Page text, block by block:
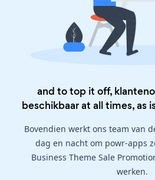
and to top it off,
beschikbaar at all times, as
Bovendien werkt ons team van
dag en nacht om powr-apps
Business Theme Sale
werken.